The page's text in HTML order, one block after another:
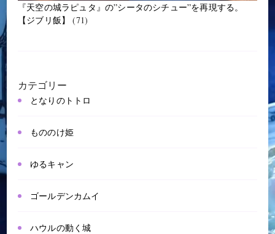
『天空の城ラピュタ』の”シータのシチュー”を再現する。
【ジブリ飯】
(71)
カテゴリー
となりのトトロ
もののけ姫
ゆるキャン
ゴールデンカムイ
ハウルの動く城